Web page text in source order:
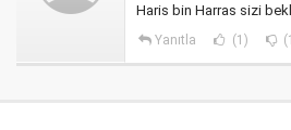
Haris bin Harras sizi
Yanıtla (1)